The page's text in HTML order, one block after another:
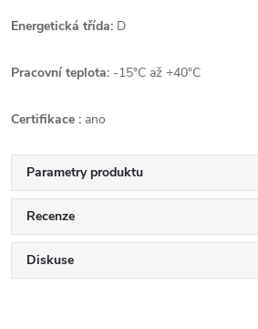
Energetická třída: D
Pracovní teplota: -15°C až +40°C
Certifikace : ano
Parametry produktu
Recenze
Diskuse